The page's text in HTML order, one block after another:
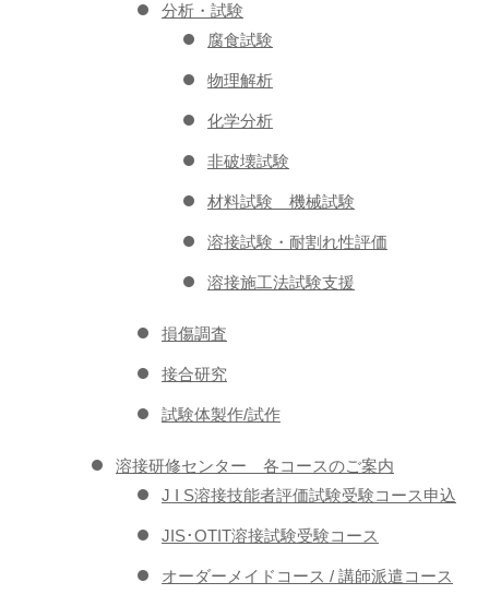
分析・試験
腐食試験
物理解析
化学分析
非破壊試験
材料試験 機械試験
溶接試験・耐割れ性評価
溶接施工法試験支援
損傷調査
接合研究
試験体製作/試作
溶接研修センター 各コースのご案内
J I S溶接技能者評価試験受験コース申込
JIS･OTIT溶接試験受験コース
オーダーメイドコース / 講師派遣コース